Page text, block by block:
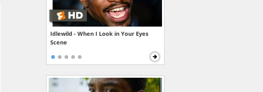
Idlewild - When I Look in Your Eyes
Scene